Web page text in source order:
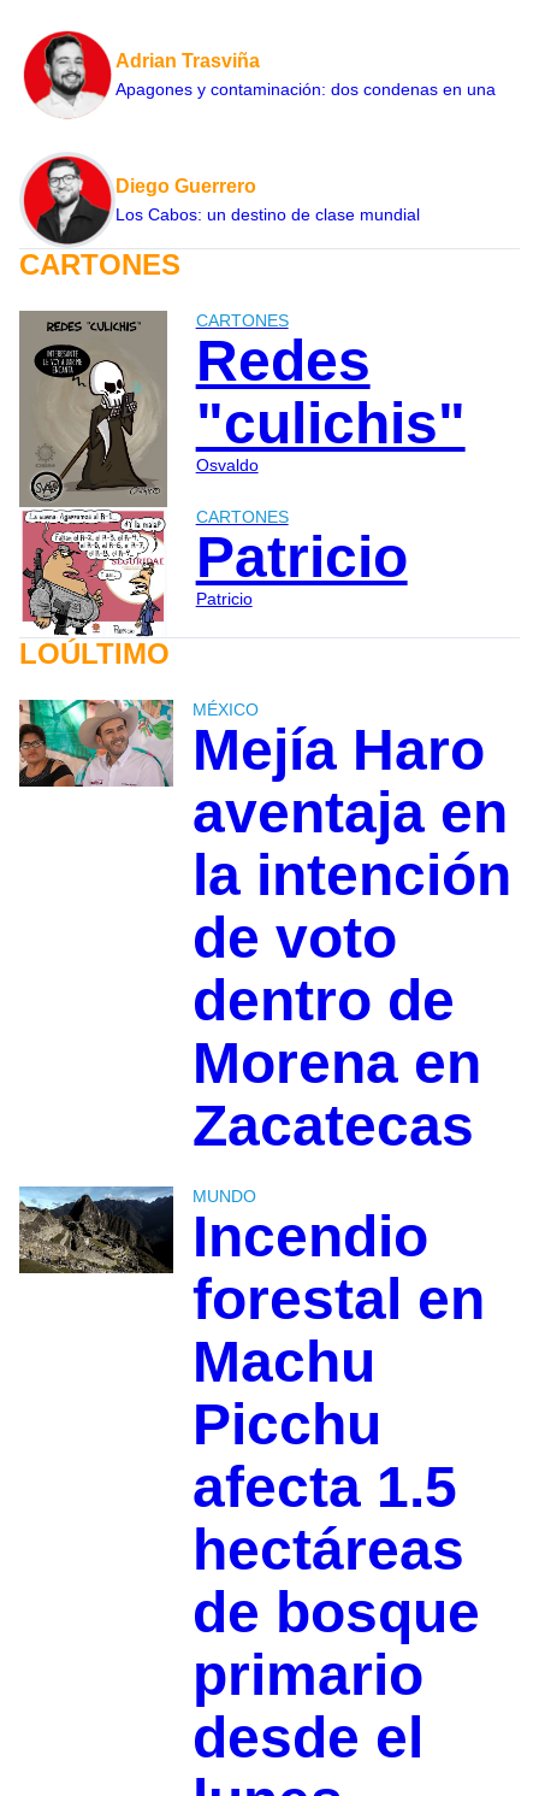
Adrian Trasviña
Apagones y contaminación: dos condenas en una
Diego Guerrero
Los Cabos: un destino de clase mundial
CARTONES
CARTONES
Redes
"culichis"
Osvaldo
CARTONES
Patricio
Patricio
LOÚLTIMO
MÉXICO
Mejía Haro
aventaja en
la intención
de voto
dentro de
Morena en
Zacatecas
MUNDO
Incendio
forestal en
Machu
Picchu
afecta 1.5
hectáreas
de bosque
primario
desde el